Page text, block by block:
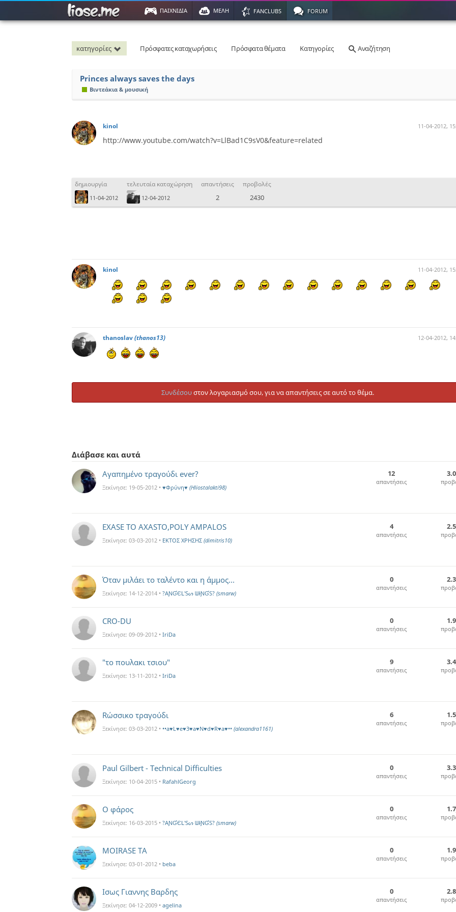
ΠΑΙΧΝΙΔΙΑ ΜΕΛΗ FANCLUBS FORUM
κατηγορίες Πρόσφατες καταχωρήσεις Πρόσφατα θέματα Κατηγορίες Αναζήτηση
Princes always saves the days
Βιντεάκια & μουσική
kinol 11-04-2012,
http://www.youtube.com/watch?v=LlBad1C9sV0&feature=related
δημιουργία
11-04-2012
τελευταία καταχώρηση
12-04-2012
απαντήσεις
2
προβολές
2430
kinol 11-04-2012,
thanoslav(thanos13) 12-04-2012,
Συνδέσουστον λογαριασμό σου, για να απαντήσεις σε αυτό το θέμα.
Διάβασε και αυτά
Αγαπημένο τραγούδι ever?
Ξεκίνησε: 19-05-2012 • ♥Φρύνη♥ (Hliostalakti98)
12
απαντήσεις
EXASE TO AXASTO,POLY AMPALOS
Ξεκίνησε: 03-03-2012 • ΕΚΤΟΣ ΧΡΗΣΗΣ (dimitris10)
4
απαντήσεις
Όταν μιλάει το ταλέντο και η άμμος...
Ξεκίνησε: 14-12-2014 • ?AƝƓЄԼ'Sᔕ ᗯƗƝƓS? (smarw)
0
απαντήσεις
CRO-DU
Ξεκίνησε: 09-09-2012 • IriDa
0
απαντήσεις
"το πουλακι τσιου"
Ξεκίνησε: 13-11-2012 • IriDa
9
απαντήσεις
Rώσσικο τραγούδι
Ξεκίνησε: 03-03-2012 • ••a♥L♥e♥3♥a♥N♥d♥R♥a♥•• (alexandra1161)
6
απαντήσεις
Paul Gilbert - Technical Difficulties
Ξεκίνησε: 10-04-2015 • RafahlGeorg
0
απαντήσεις
Ο φάρος
Ξεκίνησε: 16-03-2015 • ?AƝƓЄԼ'Sᔕ ᗯƗƝƓS? (smarw)
0
απαντήσεις
MOIRASE TA
Ξεκίνησε: 03-01-2012 • beba
0
απαντήσεις
Ισως Γιαννης Βαρδης
Ξεκίνησε: 04-12-2009 • agelina
0
απαντήσεις